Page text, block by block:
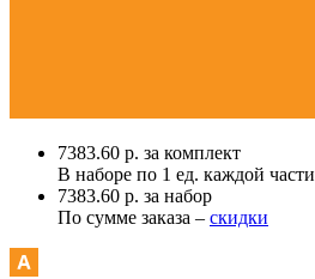
7383.60 р. за комплект
В наборе по 1 ед. каждой части
7383.60 р. за набор
По сумме заказа – скидки